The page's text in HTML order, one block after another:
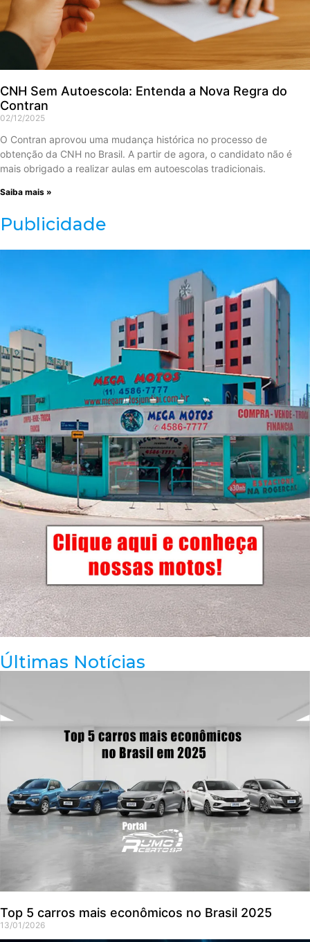
CNH Sem Autoescola: Entenda a Nova Regra do
Contran
02/12/2025
O Contran aprovou uma mudança histórica no processo de
obtenção da CNH no Brasil. A partir de agora, o candidato não é
mais obrigado a realizar aulas em autoescolas tradicionais.
Saiba mais »
Publicidade
Últimas Notícias
Top 5 carros mais econômicos no Brasil 2025
13/01/2026